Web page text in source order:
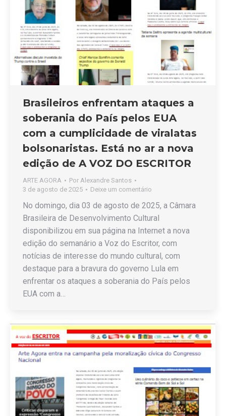
Brasileiros enfrentam ataques a
soberania do País pelos EUA
com a cumplicidade de viralatas
bolsonaristas. Está no ar a nova
edição de A VOZ DO ESCRITOR
ARTE AGORA Por Alexandre Santos
3 de agosto de 2025
Deixe um comentário
No domingo, dia 03 de agosto de 2025, a Câmara
Brasileira de Desenvolvimento Cultural
disponibilizou em sua página na Internet a nova
edição do semanário a Voz do Escritor, com
notícias de interesse do mundo cultural, com
destaque para a bravura do governo Lula em
enfrentar os ataques a soberania do País pelos
EUA com a…